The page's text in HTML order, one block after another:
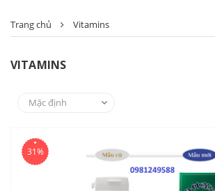
Trang chủ Vitamins
VITAMINS
31%